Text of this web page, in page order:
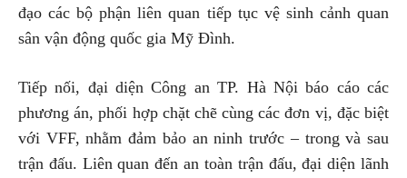
đạo các bộ phận liên quan tiếp tục vệ sinh cảnh quan
sân vận động quốc gia Mỹ Đình.
Tiếp nối, đại diện Công an TP. Hà Nội báo cáo các
phương án, phối hợp chặt chẽ cùng các đơn vị, đặc biệt
với VFF, nhằm đảm bảo an ninh trước – trong và sau
trận đấu. Liên quan đến an toàn trận đấu, đại diện lãnh